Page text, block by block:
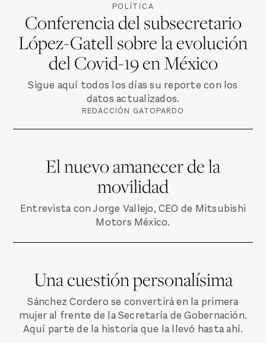
POLÍTICA
Conferencia del subsecretario
López-Gatell sobre la evolución
del Covid-19 en México
Sigue aquí todos los días su reporte con los
datos actualizados.
REDACCIÓN GATOPARDO
El nuevo amanecer de la
movilidad
Entrevista con Jorge Vallejo, CEO de Mitsubishi
Motors México.
Una cuestión personalísima
Sánchez Cordero se convertirá en la primera
mujer al frente de la Secretaría de Gobernación.
Aquí parte de la historia que la llevó hasta ahí.